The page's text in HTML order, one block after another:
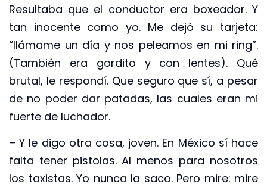
Resultaba que el conductor era boxeador. Y
tan inocente como yo. Me dejó su tarjeta:
“llámame un día y nos peleamos en mi ring”.
(También era gordito y con lentes). Qué
brutal, le respondí. Que seguro que sí, a pesar
de no poder dar patadas, las cuales eran mi
fuerte de luchador.
– Y le digo otra cosa, joven. En México sí hace
falta tener pistolas. Al menos para nosotros
los taxistas. Yo nunca la saco. Pero mire: mire